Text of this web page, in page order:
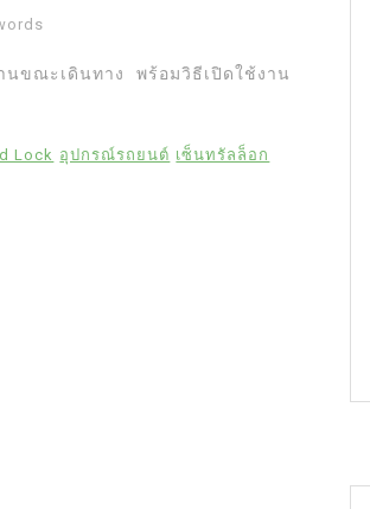
ขณะเดินทาง พร้อมวิธีเปิดใช้งาน
Lock อุปกรณ์รถยนต์ เซ็นทรัลล็อก